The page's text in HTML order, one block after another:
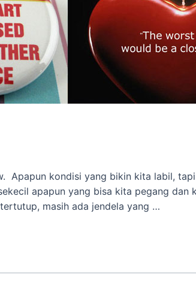
Apapun kondisi yang bikin kita labil,
apapun yang bisa kita pegang dan
masih ada jendela yang …